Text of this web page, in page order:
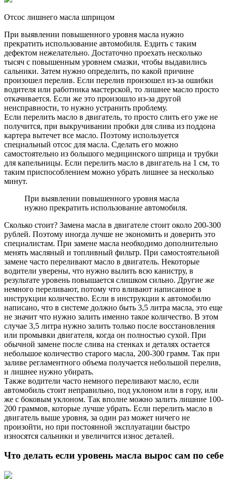
Отсос лишнего масла шприцом
При выявлении повышенного уровня масла нужно
прекратить использование автомобиля. Ездить с таким
дефектом нежелательно. Достаточно проехать несколько
тысяч с повышенным уровнем смазки, чтобы выдавились
сальники. Затем нужно определить, по какой причине
произошел перелив. Если перелив произошел из-за ошибки
водителя или работника мастерской, то лишнее масло просто
откачивается. Если же это произошло из-за другой
неисправности, то нужно устранить проблему.
Если перелить масло в двигатель, то просто слить его уже не
получится, при выкручивании пробки для слива из поддона
картера вытечет все масло. Поэтому используется
специальный отсос для масла. Сделать его можно
самостоятельно из большого медицинского шприца и трубки
для капельницы. Если перелить масло в двигатель на 1 см, то
таким приспособлением можно убрать лишнее за несколько
минут.
При выявлении повышенного уровня масла
нужно прекратить использование автомобиля.
Сколько стоит? Замена масла в двигателе стоит около 200-300
рублей. Поэтому иногда лучше не экономить и доверить это
специалистам. При замене масла необходимо дополнительно
менять масляный и топливный фильтр. При самостоятельной
замене часто переливают масло в двигатель. Некоторые
водители уверены, что нужно вылить всю канистру, в
результате уровень повышается слишком сильно. Другие же
немного переливают, потому что вливают написанное в
инструкции количество. Если в инструкции к автомобилю
написано, что в системе должно быть 3,5 литра масла, это еще
не значит что нужно залить именно такое количество. В этом
случае 3,5 литра нужно залить только после восстановления
или промывки двигателя, когда он полностью сухой. При
обычной замене после слива на стенках и деталях остается
небольшое количество старого масла, 200-300 грамм. Так при
заливе регламентного объема получается небольшой перелив,
и лишнее нужно убирать.
Также водители часто немного переливают масло, если
автомобиль стоит неправильно, под уклоном или в гору, или
же с боковым уклоном. Так вполне можно залить лишние 100-
200 граммов, которые лучше убрать. Если перелить масло в
двигатель выше уровня, за один раз может ничего не
произойти, но при постоянной эксплуатации быстро
износятся сальники и увеличится износ деталей.
Что делать если уровень масла вырос сам по себе